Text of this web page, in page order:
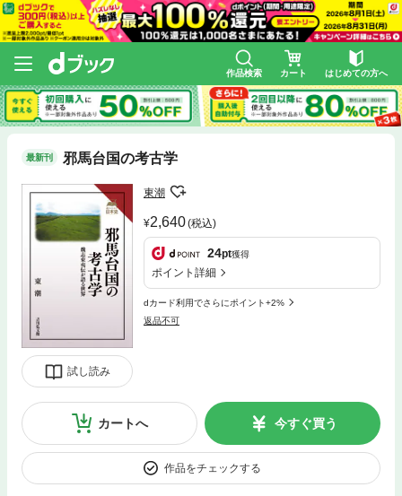
作品検索 カート はじめての方へ
最新刊 邪馬台国の考古学
試し読み
東潮
2,640(税込)
24pt獲得
ポイント詳細
dカード利用でさらにポイント+2%
返品不可
カートへ 今すぐ買う
作品をチェックする